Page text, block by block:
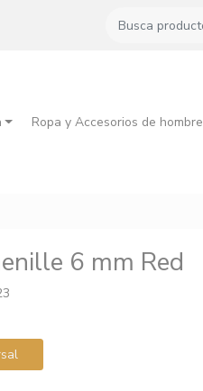
Ropa y Accesorios de hombre
6 mm Red